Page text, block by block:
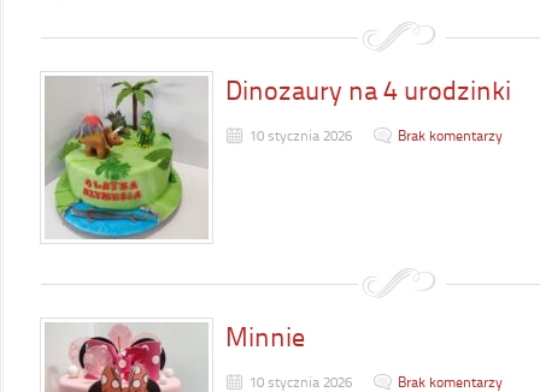
Dinozaury na 4 urodzinki
10 stycznia 2026 Brak komentarzy
Minnie
10 stycznia 2026 Brak komentarzy